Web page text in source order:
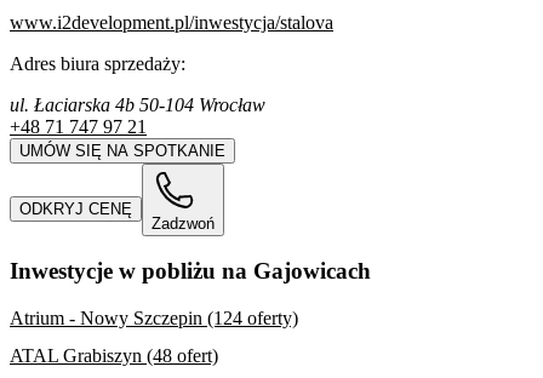
www.i2development.pl/inwestycja/stalova
Adres biura sprzedaży:
ul. Łaciarska 4b 50-104 Wrocław
+48 71 747 97 21
UMÓW SIĘ NA SPOTKANIE
ODKRYJ CENĘ
Zadzwoń
Inwestycje w pobliżu na Gajowicach
Atrium - Nowy Szczepin (124 oferty)
ATAL Grabiszyn (48 ofert)